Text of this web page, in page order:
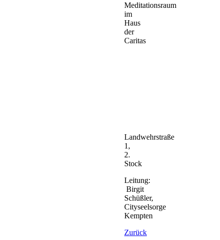
Meditationsraum
im
Haus
der
Caritas
Landwehrstraße
1,
2.
Stock
Leitung:
Birgit
Schüßler,
Cityseelsorge
Kempten
Zurück